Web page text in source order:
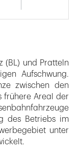
(BL) und Pratteln
Aufschwung.
zwischen den
frühere Areal der
des Betriebs im
unter